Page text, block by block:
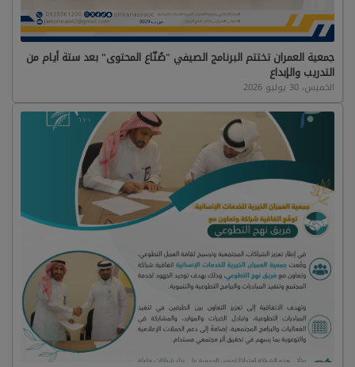
جمعية العمران تختتم البرنامج الصيفي "صُنّاع المحتوى" بعد ستة أيام من
التدريب والإبداع
الخميس، 30 يوليو 2026